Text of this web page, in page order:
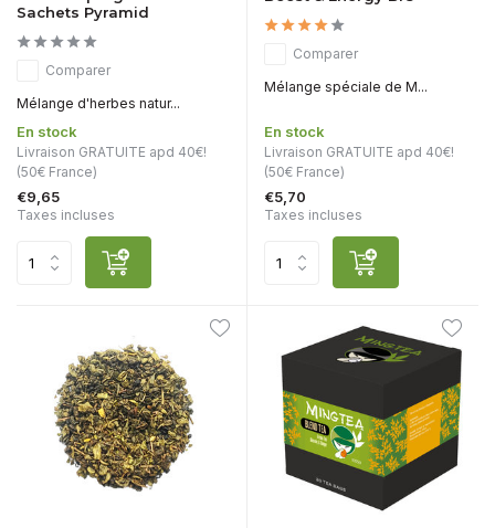
Sachets Pyramid
Comparer
Mélange d'herbes natur...
En stock
Livraison GRATUITE apd 40€!
(50€ France)
€9,65
Taxes incluses
Comparer
Mélange spéciale de M...
En stock
Livraison GRATUITE apd 40€!
(50€ France)
€5,70
Taxes incluses